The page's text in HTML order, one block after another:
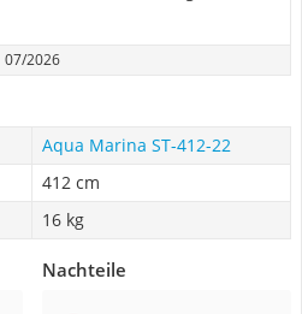
07/2026
Aqua Marina ST-412-22
412 cm
16 kg
Nachteile